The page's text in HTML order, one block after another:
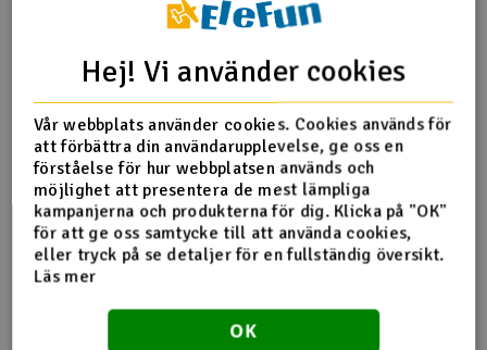
Scooter & elfordon
Smarthem, lek och hobby
Solenergi
Verktyg, utrustning och tillbehör
Presentkort
Produktinformation
2728 Ball Bearings 5x8x2,5 2pcs
Fler detaljer
Produkten är
förknippad med
Reservedeler Traxxas
Del av PartFinder
1/10 RTR Blue
Traxxas 4-Tec Drift 2WD Mustang
1/10 RTR Red
Traxxas Slash 4x4 BL-2S RTR TQ
Hej! Vi använder cookies
Vår webbplats använder cookies. Cookies används för
att förbättra din användarupplevelse, ge oss en
förståelse för hur webbplatsen används och
möjlighet att presentera de mest lämpliga
kampanjerna och produkterna för dig. Klicka på "OK"
för att ge oss samtycke till att använda cookies,
eller tryck på se detaljer för en fullständig översikt.
Läs mer
OK